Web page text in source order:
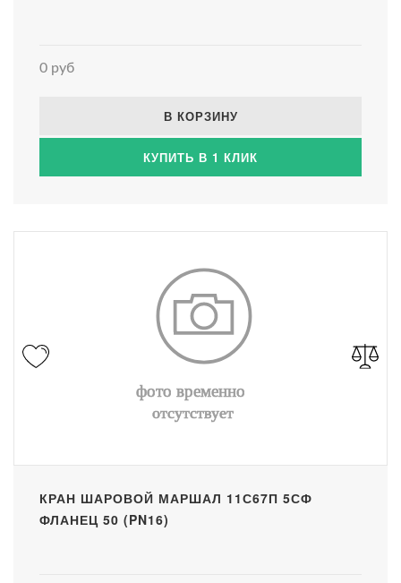
0 руб
В КОРЗИНУ
КУПИТЬ В 1 КЛИК
КРАН ШАРОВОЙ МАРШАЛ 11С67П 5СФ
ФЛАНЕЦ 50 (PN16)